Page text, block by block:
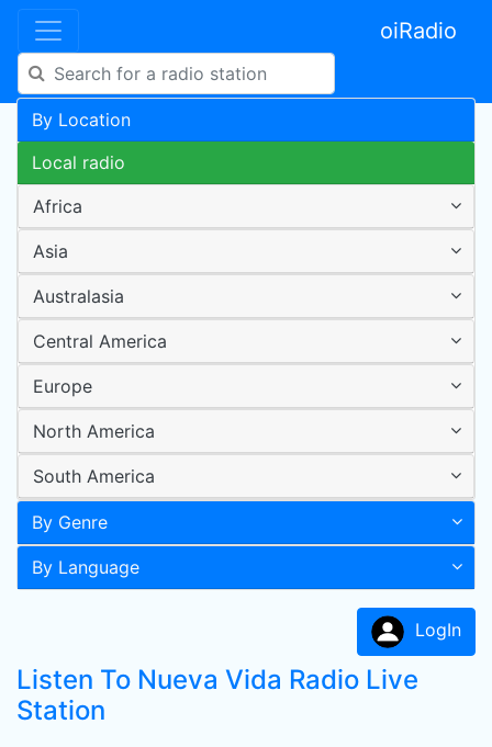
oiRadio
By Location
Local radio
Africa
Asia
Australasia
Central America
Europe
North America
South America
By Genre
By Language
LogIn
Listen To Nueva Vida Radio Live
Station